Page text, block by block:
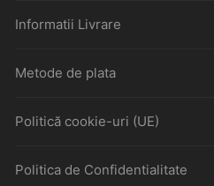
Informatii Livrare
Metode de plata
Politică cookie-uri (UE)
Politica de Confidentialitate